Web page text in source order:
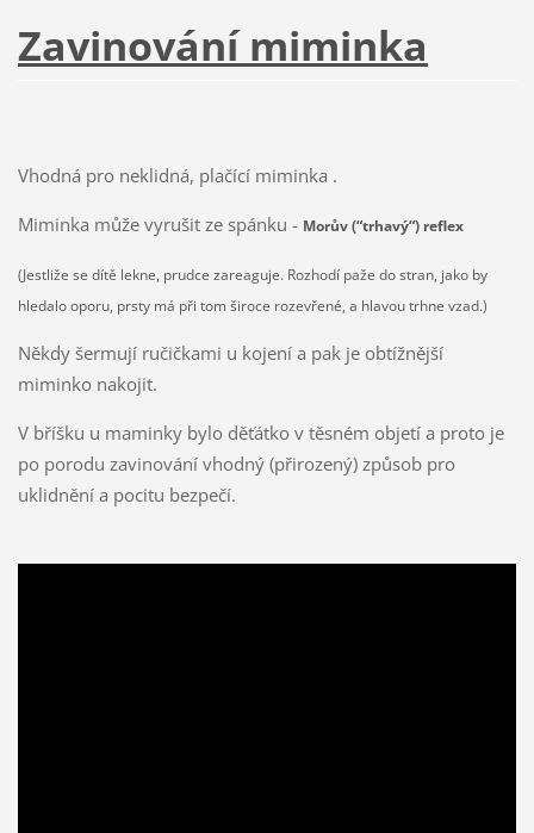
Zavinování miminka
Vhodná pro neklidná, plačící miminka .
Miminka může vyrušit ze spánku - Morův (“trhavý“) reflex
(Jestliže se dítě lekne, prudce zareaguje. Rozhodí paže do stran, jako by
hledalo oporu, prsty má při tom široce rozevřené, a hlavou trhne vzad.)
Někdy šermují ručičkami u kojení a pak je obtížnější
miminko nakojit.
V bříšku u maminky bylo děťátko v těsném objetí a proto je
po porodu zavinování vhodný (přirozený) způsob pro
uklidnění a pocitu bezpečí.